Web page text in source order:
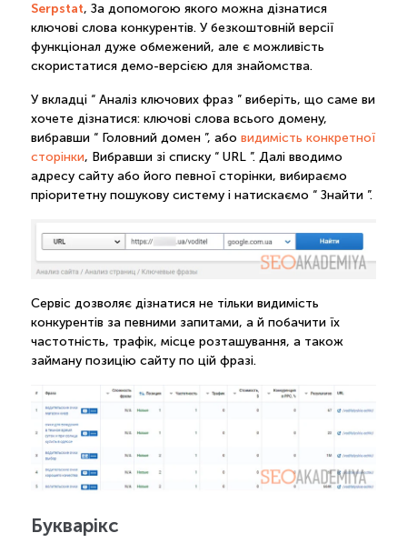
Serpstat, За допомогою якого можна дізнатися
ключові слова конкурентів. У безкоштовній версії
функціонал дуже обмежений, але є можливість
скористатися демо-версією для знайомства.
У вкладці “ Аналіз ключових фраз ” виберіть, що саме ви
хочете дізнатися: ключові слова всього домену,
вибравши “ Головний домен ”, або видимість конкретної
сторінки, Вибравши зі списку “ URL ”. Далі вводимо
адресу сайту або його певної сторінки, вибираємо
пріоритетну пошукову систему і натискаємо “ Знайти ”.
Сервіс дозволяє дізнатися не тільки видимість
конкурентів за певними запитами, а й побачити їх
частотність, трафік, місце розташування, а також
займану позицію сайту по цій фразі.
Букварікс